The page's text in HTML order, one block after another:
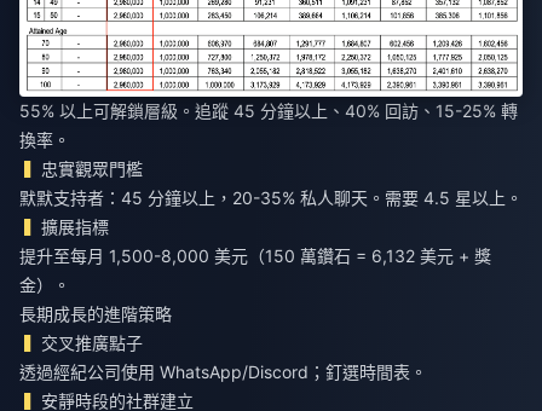
55% 以上可解鎖層級。追蹤 45 分鐘以上、40% 回訪、15-25% 轉
換率。
忠實觀眾門檻
默默支持者：45 分鐘以上，20-35% 私人聊天。需要 4.5 星以上。
擴展指標
提升至每月 1,500-8,000 美元（150 萬鑽石 = 6,132 美元 + 獎
金）。
長期成長的進階策略
交叉推廣點子
透過經紀公司使用 WhatsApp/Discord；釘選時間表。
安靜時段的社群建立